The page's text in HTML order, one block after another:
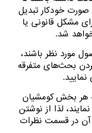
خودکار تبدیل
مشکل قانونی یا
شد.
مورد نظر باشند،
بحث‌های متفرقه
به هر بخش کومشیان
لذا از نوشتن
آن در قسمت نظرات